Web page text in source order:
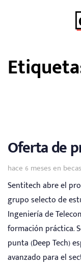
Skip
Oferta de
hace 6 mesesen
Tags becas
Sentitech abre el
grupo selecto de
Ingeniería de
formación práctica.
punta (Deep Tech)
avanzado para el